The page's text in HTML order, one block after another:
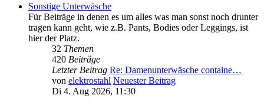
Sonstige Unterwäsche
Für Beiträge in denen es um alles was man sonst noch drunter
tragen kann geht, wie z.B. Pants, Bodies oder Leggings, ist
hier der Platz.
32 Themen
420 Beiträge
Letzter Beitrag Re: Damenunterwäsche containe…
von elektrostahl Neuester Beitrag
Di 4. Aug 2026, 11:30